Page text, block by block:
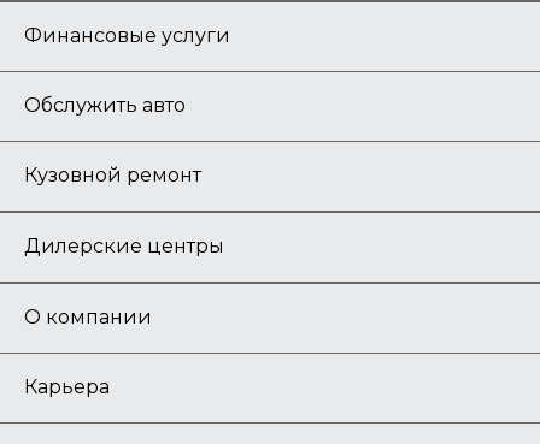
Финансовые услуги
Обслужить авто
Кузовной ремонт
Дилерские центры
О компании
Карьера